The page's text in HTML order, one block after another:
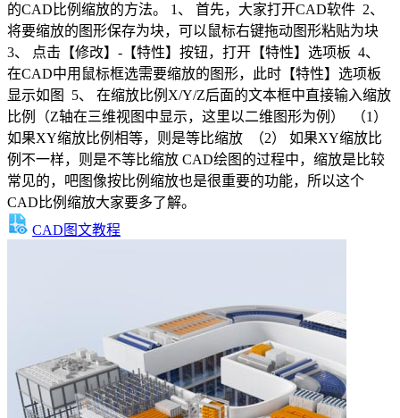
的CAD比例缩放的方法。 1、 首先，大家打开CAD软件 2、
将要缩放的图形保存为块，可以鼠标右键拖动图形粘贴为块
3、 点击【修改】-【特性】按钮，打开【特性】选项板 4、
在CAD中用鼠标框选需要缩放的图形，此时【特性】选项板
显示如图 5、 在缩放比例X/Y/Z后面的文本框中直接输入缩放
比例（Z轴在三维视图中显示，这里以二维图形为例） （1）
如果XY缩放比例相等，则是等比缩放 （2） 如果XY缩放比
例不一样，则是不等比缩放 CAD绘图的过程中，缩放是比较
常见的，吧图像按比例缩放也是很重要的功能，所以这个
CAD比例缩放大家要多了解。
CAD图文教程